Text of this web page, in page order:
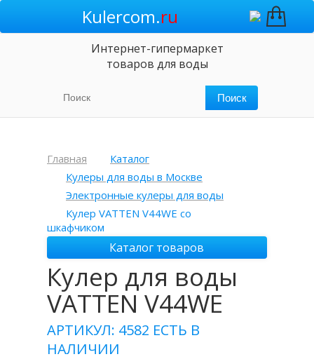
Kulercom.ru
Интернет-гипермаркет
товаров для воды
Главная
Каталог
Кулеры для воды в Москве
Электронные кулеры для воды
Кулер VATTEN V44WE со
шкафчиком
Каталог товаров
Кулер для воды
VATTEN V44WE
АРТИКУЛ: 4582 ЕСТЬ В
НАЛИЧИИ